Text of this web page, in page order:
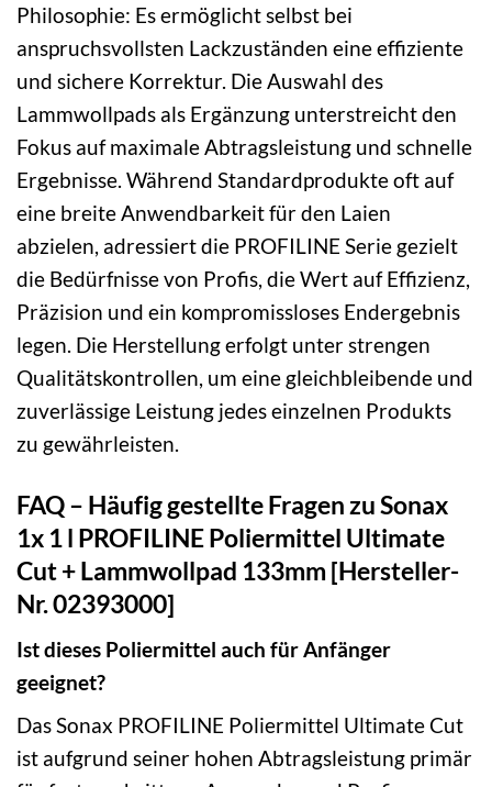
Philosophie: Es ermöglicht selbst bei
anspruchsvollsten Lackzuständen eine effiziente
und sichere Korrektur. Die Auswahl des
Lammwollpads als Ergänzung unterstreicht den
Fokus auf maximale Abtragsleistung und schnelle
Ergebnisse. Während Standardprodukte oft auf
eine breite Anwendbarkeit für den Laien
abzielen, adressiert die PROFILINE Serie gezielt
die Bedürfnisse von Profis, die Wert auf Effizienz,
Präzision und ein kompromissloses Endergebnis
legen. Die Herstellung erfolgt unter strengen
Qualitätskontrollen, um eine gleichbleibende und
zuverlässige Leistung jedes einzelnen Produkts
zu gewährleisten.
FAQ – Häufig gestellte Fragen zu Sonax
1x 1 l PROFILINE Poliermittel Ultimate
Cut + Lammwollpad 133mm [Hersteller-
Nr. 02393000]
Ist dieses Poliermittel auch für Anfänger
geeignet?
Das Sonax PROFILINE Poliermittel Ultimate Cut
ist aufgrund seiner hohen Abtragsleistung primär